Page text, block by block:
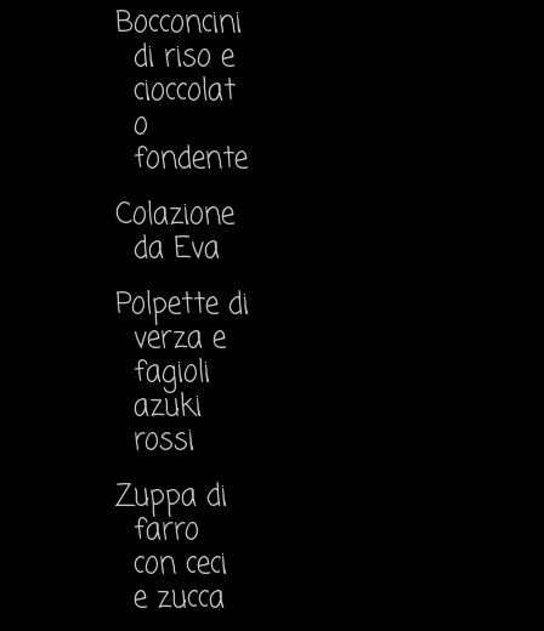
Bocconcini
di riso e
cioccolat
o
fondente
Colazione
da Eva
Polpette di
verza e
fagioli
azuki
rossi
Zuppa di
farro
con ceci
e zucca